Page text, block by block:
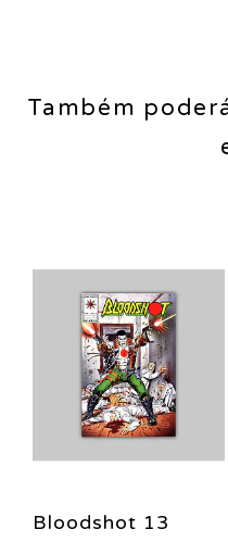
Também
Bloodshot 13